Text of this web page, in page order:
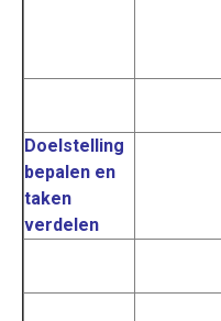
Doelstelling
bepalen en
taken
verdelen